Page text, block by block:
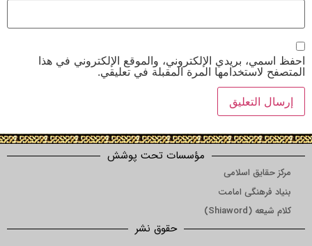
احفظ اسمي، بريدي الإلكتروني، والموقع الإلكتروني في هذا
المتصفح لاستخدامها المرة المقبلة في تعليقي.
مؤسسات تحت پوشش
مرکز حقایق اسلامی
بنیاد فرهنگی امامت
کلام شیعه (Shiaword)
حقوق نشر